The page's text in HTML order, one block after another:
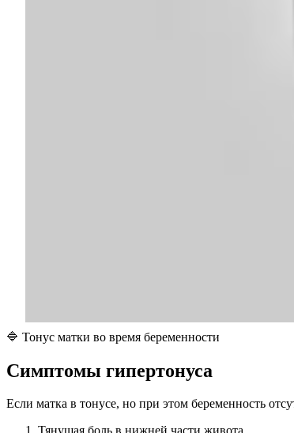
🔷 Тонус матки во время беременности
Симптомы гипертонуса
Если матка в тонусе, но при этом беременность